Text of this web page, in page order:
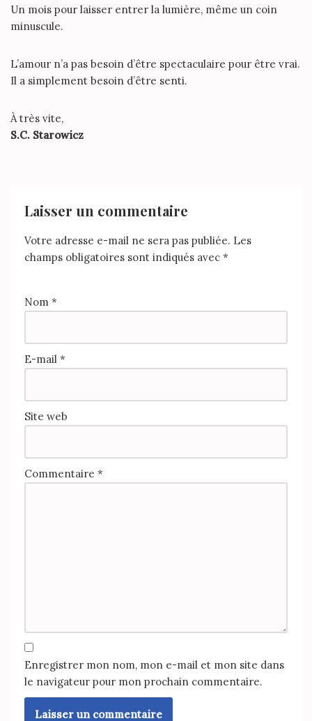
Un mois pour laisser entrer la lumière, même un coin
minuscule.
L’amour n’a pas besoin d’être spectaculaire pour être vrai.
Il a simplement besoin d’être senti.
À très vite,
S.C. Starowicz
Laisser un commentaire
Votre adresse e-mail ne sera pas publiée. Les
champs obligatoires sont indiqués avec *
Nom *
E-mail *
Site web
Commentaire *
Enregistrer mon nom, mon e-mail et mon site dans
le navigateur pour mon prochain commentaire.